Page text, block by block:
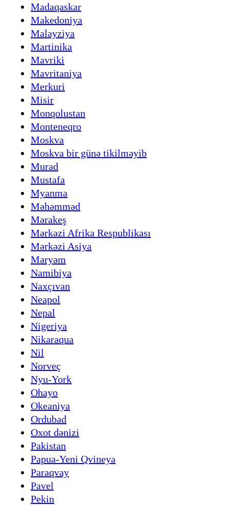
Madaqaskar
Makedoniya
Malayziya
Martinika
Mavriki
Mavritaniya
Merkuri
Misir
Monqolustan
Monteneqro
Moskva
Moskva bir günə tikilməyib
Murad
Mustafa
Myanma
Məhəmməd
Mərakeş
Mərkəzi Afrika Respublikası
Mərkəzi Asiya
Məryəm
Namibiya
Naxçıvan
Neapol
Nepal
Nigeriya
Nikaraqua
Nil
Norveç
Nyu-York
Ohayo
Okeaniya
Ordubad
Oxot dənizi
Pakistan
Papua-Yeni Qvineya
Paraqvay
Pavel
Pekin